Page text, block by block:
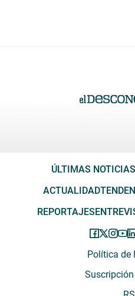
ÚLTIMAS NOTICIAS
ACTUALIDAD
REPORTAJES
Política de